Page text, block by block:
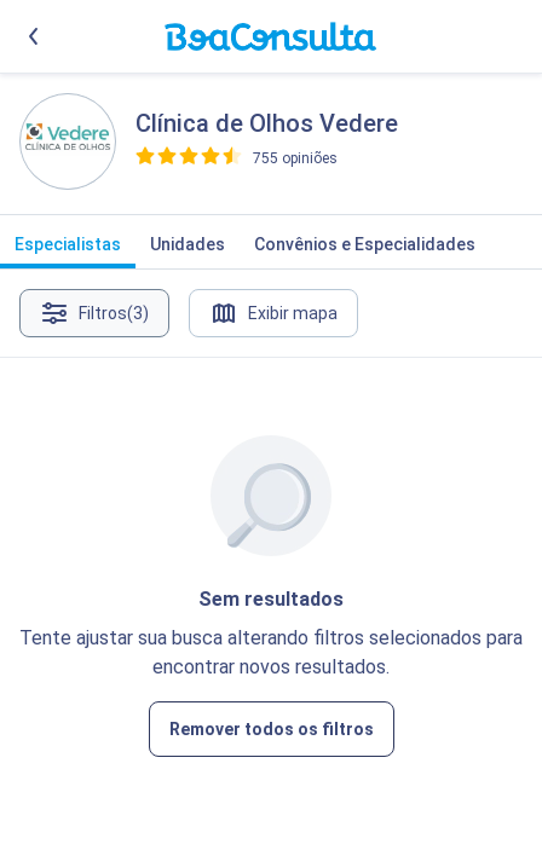
Clínica de Olhos Vedere
755 opiniões
Especialistas Unidades Convênios e Especialidades
Filtros(3) Exibir mapa
Sem resultados
Tente ajustar sua busca alterando filtros selecionados para
encontrar novos resultados.
Remover todos os filtros